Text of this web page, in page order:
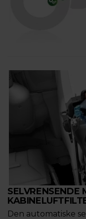
SELVRENSENDE
Den automatiske